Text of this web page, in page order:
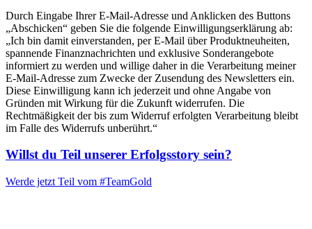
Durch Eingabe Ihrer E-Mail-Adresse und Anklicken des Buttons
„Abschicken“ geben Sie die folgende Einwilligungserklärung ab:
„Ich bin damit einverstanden, per E-Mail über Produktneuheiten,
spannende Finanznachrichten und exklusive Sonderangebote
informiert zu werden und willige daher in die Verarbeitung meiner
E-Mail-Adresse zum Zwecke der Zusendung des Newsletters ein.
Diese Einwilligung kann ich jederzeit und ohne Angabe von
Gründen mit Wirkung für die Zukunft widerrufen. Die
Rechtmäßigkeit der bis zum Widerruf erfolgten Verarbeitung bleibt
im Falle des Widerrufs unberührt.“
Willst du Teil unserer Erfolgsstory sein?
Werde jetzt Teil vom #TeamGold